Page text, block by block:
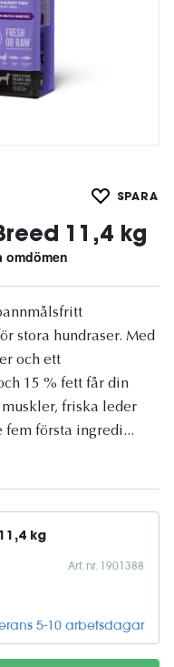
SPARA
11,4 kg
stora hundraser. Med
och ett
15 % fett får din
friska leder
fem första ingredi...
kg
Art. nr. 1901388
5-10 arbetsdagar